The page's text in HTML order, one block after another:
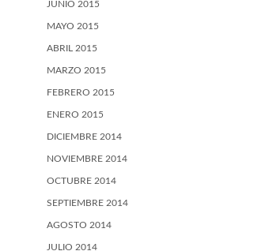
JUNIO 2015
MAYO 2015
ABRIL 2015
MARZO 2015
FEBRERO 2015
ENERO 2015
DICIEMBRE 2014
NOVIEMBRE 2014
OCTUBRE 2014
SEPTIEMBRE 2014
AGOSTO 2014
JULIO 2014